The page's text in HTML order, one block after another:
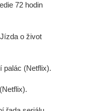
72 hodin
o život
palác (Netflix).